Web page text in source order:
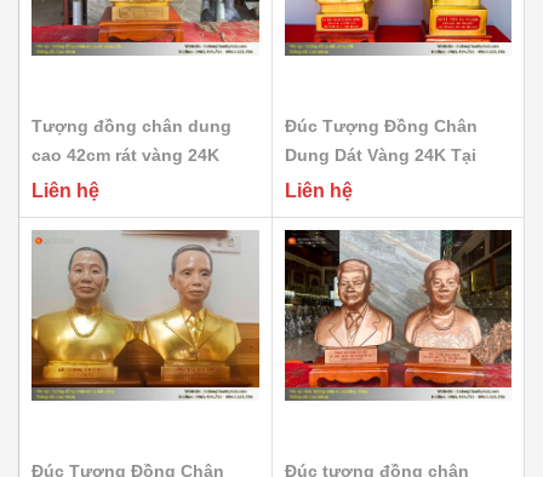
Tượng đồng chân dung
cao 42cm rát vàng 24K
tại...
Liên hệ
Đúc Tượng Đồng Chân
Dung Dát Vàng 24K Tại
Thanh...
Liên hệ
Đúc Tượng Đồng Chân
Đúc tượng đồng chân